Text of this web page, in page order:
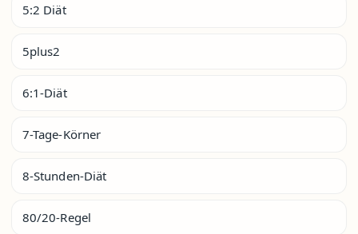
5:2 Diät
5plus2
6:1-Diät
7-Tage-Körner
8-Stunden-Diät
80/20-Regel